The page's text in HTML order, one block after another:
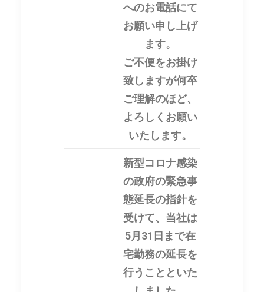
へのお電話にて
お願い申し上げ
ます。
ご不便をお掛け
致しますが何卒
ご理解のほど、
よろしくお願い
いたします。
新型コロナ感染
の政府の緊急事
態延長の指針を
受けて、当社は
5月31日まで在
宅勤務の延長を
行うことといた